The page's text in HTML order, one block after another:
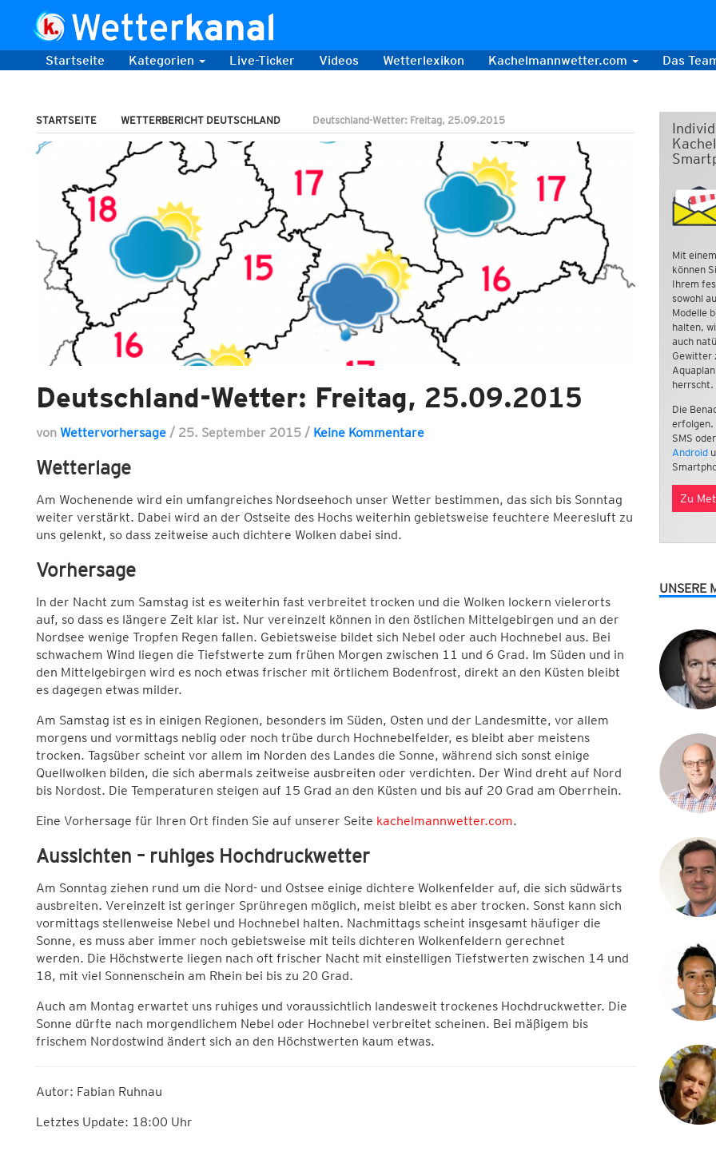
Startseite Kategorien Live-Ticker Videos Wetterlexikon Kachelmannwetter.com Das
STARTSEITE WETTERBERICHT DEUTSCHLAND Deutschland-Wetter: Freitag, 25.09.2015
Deutschland-Wetter: Freitag, 25.09.2015
von Wettervorhersage / 25. September 2015 / Keine Kommentare
Wetterlage
Am Wochenende wird ein umfangreiches Nordseehoch unser Wetter bestimmen, das sich bis Sonntag
weiter verstärkt. Dabei wird an der Ostseite des Hochs weiterhin gebietsweise feuchtere Meeresluft zu
uns gelenkt, so dass zeitweise auch dichtere Wolken dabei sind.
Vorhersage
In der Nacht zum Samstag ist es weiterhin fast verbreitet trocken und die Wolken lockern vielerorts
auf, so dass es längere Zeit klar ist. Nur vereinzelt können in den östlichen Mittelgebirgen und an der
Nordsee wenige Tropfen Regen fallen. Gebietsweise bildet sich Nebel oder auch Hochnebel aus. Bei
schwachem Wind liegen die Tiefstwerte zum frühen Morgen zwischen 11 und 6 Grad. Im Süden und in
den Mittelgebirgen wird es noch etwas frischer mit örtlichem Bodenfrost, direkt an den Küsten bleibt
es dagegen etwas milder.
Am Samstag ist es in einigen Regionen, besonders im Süden, Osten und der Landesmitte, vor allem
morgens und vormittags neblig oder noch trübe durch Hochnebelfelder, es bleibt aber meistens
trocken. Tagsüber scheint vor allem im Norden des Landes die Sonne, während sich sonst einige
Quellwolken bilden, die sich abermals zeitweise ausbreiten oder verdichten. Der Wind dreht auf Nord
bis Nordost. Die Temperaturen steigen auf 15 Grad an den Küsten und bis auf 20 Grad am Oberrhein.
Eine Vorhersage für Ihren Ort finden Sie auf unserer Seite kachelmannwetter.com.
Aussichten – ruhiges Hochdruckwetter
Am Sonntag ziehen rund um die Nord- und Ostsee einige dichtere Wolkenfelder auf, die sich südwärts
ausbreiten. Vereinzelt ist geringer Sprühregen möglich, meist bleibt es aber trocken. Sonst kann sich
vormittags stellenweise Nebel und Hochnebel halten. Nachmittags scheint insgesamt häufiger die
Sonne, es muss aber immer noch gebietsweise mit teils dichteren Wolkenfeldern gerechnet
werden. Die Höchstwerte liegen nach oft frischer Nacht mit einstelligen Tiefstwerten zwischen 14 und
18, mit viel Sonnenschein am Rhein bei bis zu 20 Grad.
Auch am Montag erwartet uns ruhiges und voraussichtlich landesweit trockenes Hochdruckwetter. Die
Sonne dürfte nach morgendlichem Nebel oder Hochnebel verbreitet scheinen. Bei mäßigem bis
frischem Nordostwind ändert sich an den Höchstwerten kaum etwas.
Autor: Fabian Ruhnau
Letztes Update: 18:00 Uhr
Mit
können
Ihrem
sowohl
Modelle
halten,
auch
Gewitter
herrscht.
Die
erfolgen.
SMS
Android
Zu
UNSERE